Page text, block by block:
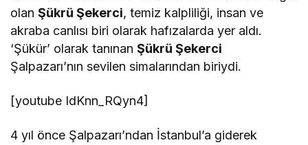
olanŞükrü Şekerci, temiz kalpliliği, insan ve
akraba canlısı biri olarak hafızalarda yer aldı.
‘Şükür’ olarak tanınanŞükrü Şekerci
Şalpazarı’nın sevilen simalarından biriydi.
[youtube IdKnn_RQyn4]
4 yıl önce Şalpazarı’ndan İstanbul’a giderek